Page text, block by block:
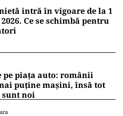
intră în vigoare de la 1
Ce se schimbă pentru
pe piața auto: românii
puține mașini, însă tot
noi